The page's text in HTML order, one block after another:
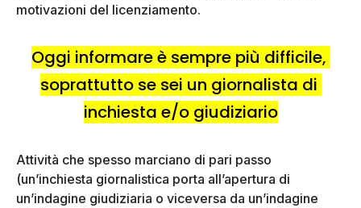
motivazioni del licenziamento.
Oggi informare è sempre più difficile,
soprattutto se sei un giornalista di
inchiesta e/o giudiziario
Attività che spesso marciano di pari passo
(un’inchiesta giornalistica porta all’apertura di
un’indagine giudiziaria o viceversa da un’indagine